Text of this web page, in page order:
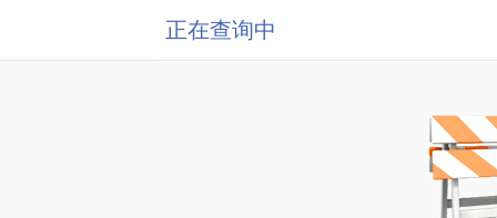
正在查询中